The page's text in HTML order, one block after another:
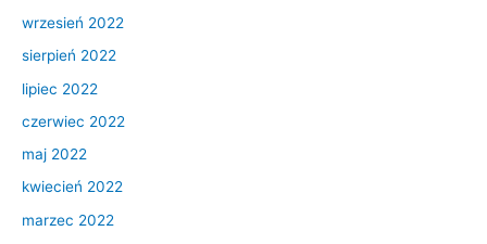
wrzesień 2022
sierpień 2022
lipiec 2022
czerwiec 2022
maj 2022
kwiecień 2022
marzec 2022